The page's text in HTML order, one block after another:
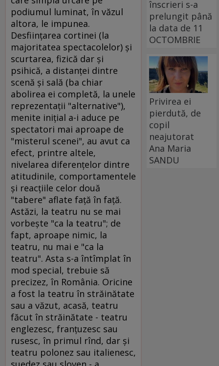
podiumul luminat, în văzul
altora, le impunea.
Desfiinţarea cortinei (la
majoritatea spectacolelor) şi
scurtarea, fizică dar şi
psihică, a distanţei dintre
scenă şi sală (ba chiar
abolirea ei completă, la unele
reprezentaţii "alternative"),
menite iniţial a-i aduce pe
spectatori mai aproape de
"misterul scenei", au avut ca
efect, printre altele,
nivelarea diferenţelor dintre
atitudinile, comportamentele
şi reacţiile celor două
"tabere" aflate faţă în faţă.
Astăzi, la teatru nu se mai
vorbeşte "ca la teatru"; de
fapt, aproape nimic, la
teatru, nu mai e "ca la
teatru". Asta s-a întîmplat în
mod special, trebuie să
precizez, în România. Oricine
a fost la teatru în străinătate
sau a văzut, acasă, teatru
făcut în străinătate - teatru
englezesc, franţuzesc sau
rusesc, în primul rînd, dar şi
teatru polonez sau italienesc,
înscrieri s-a
prelungit până
la data de 11
OCTOMBRIE
Privirea ei
pierdută, de
copil
neajutorat
Ana Maria
SANDU